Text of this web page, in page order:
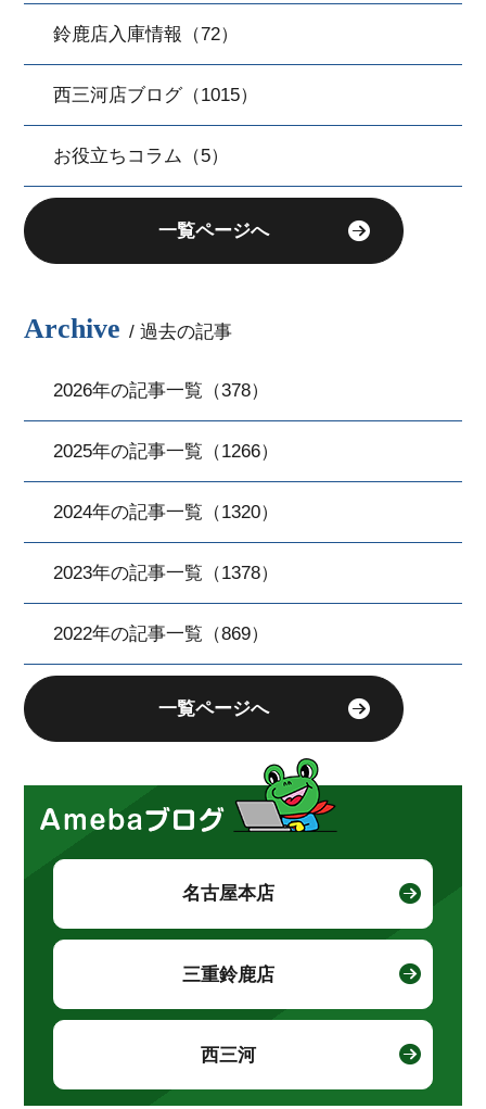
鈴鹿店入庫情報（72）
西三河店ブログ（1015）
お役立ちコラム（5）
一覧ページへ
Archive / 過去の記事
2026年の記事一覧（378）
2025年の記事一覧（1266）
2024年の記事一覧（1320）
2023年の記事一覧（1378）
2022年の記事一覧（869）
一覧ページへ
名古屋本店
三重鈴鹿店
西三河